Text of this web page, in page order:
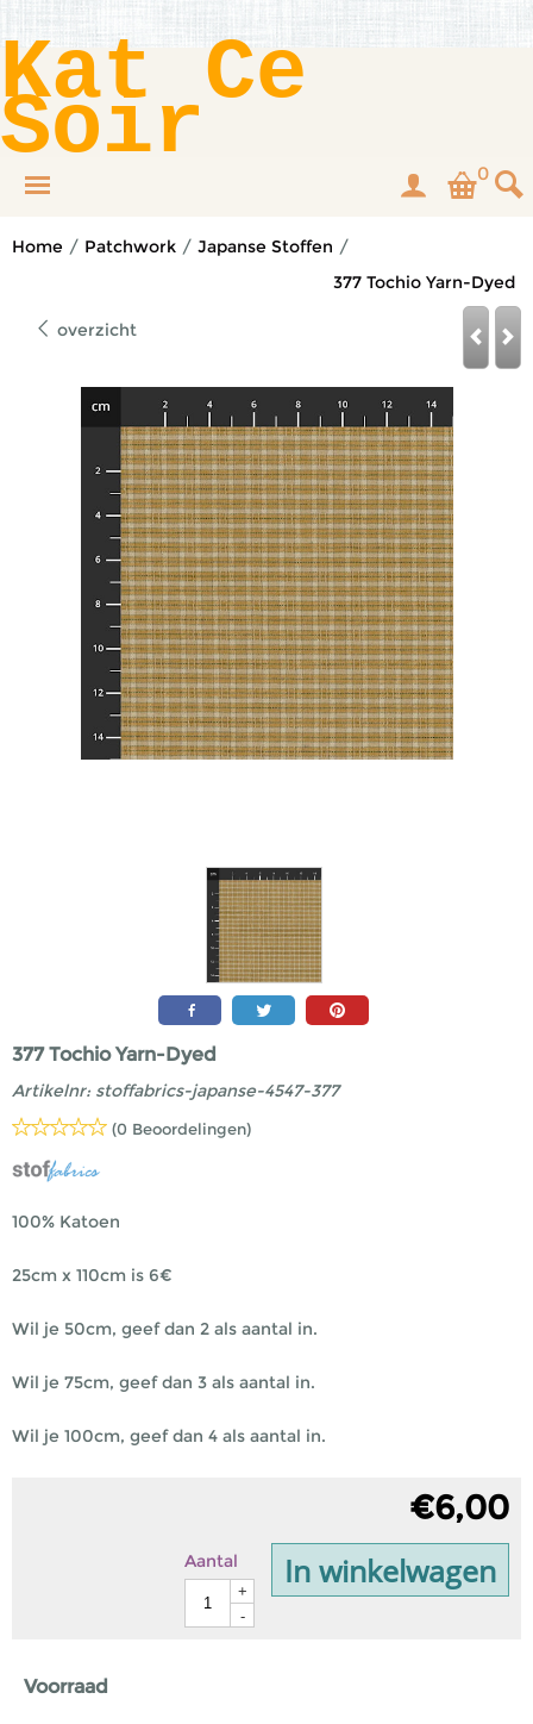
Kat Ce
Soir 0
Home / Patchwork / Japanse Stoffen /
377 Tochio Yarn-Dyed
overzicht
377 Tochio Yarn-Dyed
Artikelnr: stoffabrics-japanse-4547-377
(0 Beoordelingen)
100% Katoen
25cm x 110cm is 6€
Wil je 50cm, geef dan 2 als aantal in.
Wil je 75cm, geef dan 3 als aantal in.
Wil je 100cm, geef dan 4 als aantal in.
€6,00
Aantal
+
-
In winkelwagen
Voorraad